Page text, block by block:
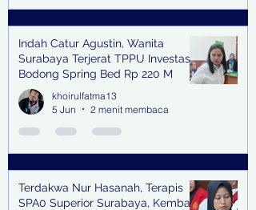
Indah Catur Agustin, Wanita
Surabaya Terjerat TPPU Investasi
Bodong Spring Bed Rp 220 M
khoirulfatma13
5 Jun
2 menit membaca
Terdakwa Nur Hasanah, Terapis
SPA0 Superior Surabaya, Kembali